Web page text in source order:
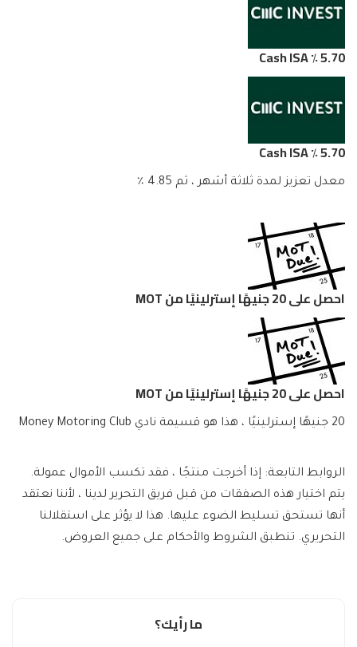
5.70 ٪ Cash ISA
5.70 ٪ Cash ISA
معدل تعزيز لمدة ثلاثة أشهر ، ثم 4.85 ٪
احصل على 20 جنيهًا إسترلينيًا من MOT
احصل على 20 جنيهًا إسترلينيًا من MOT
20 جنيهًا إسترلينيًا ، هذا هو قسيمة نادي Money Motoring Club
الروابط التابعة: إذا أخرجت منتجًا ، فقد تكسب الأموال عمولة.
يتم اختيار هذه الصفقات من قبل فريق التحرير لدينا ، لأننا نعتقد
أنها تستحق تسليط الضوء عليها. هذا لا يؤثر على استقلالنا
التحريري. تنطبق الشروط والأحكام على جميع العروض.
ما رأيك؟